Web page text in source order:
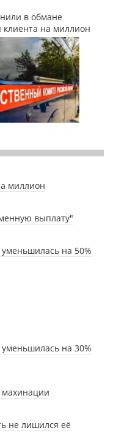
в обмане
на миллион
миллион
выплату"
на 50%
на 30%
махинации
не лишился её